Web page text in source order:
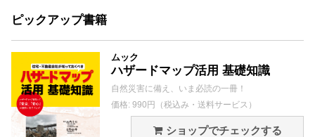
ピックアップ書籍
ムック
ハザードマップ活用 基礎知識
自然災害に備え、いま必読の一冊！
価格: 990円（税込み・送料サービス）
ショップでチェックする